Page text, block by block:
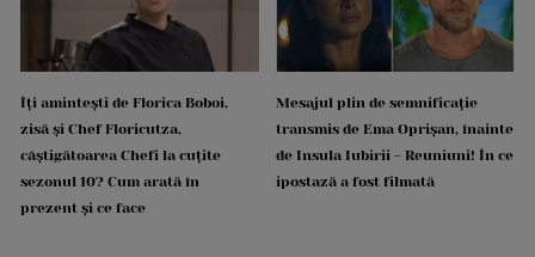
Îți amintești de Florica Boboi,
zisă și Chef Floricutza,
câștigătoarea Chefi la cuțite
sezonul 10? Cum arată în
prezent și ce face
Mesajul plin de semnificație
transmis de Ema Oprișan, înainte
de Insula Iubirii - Reuniuni! În ce
ipostază a fost filmată